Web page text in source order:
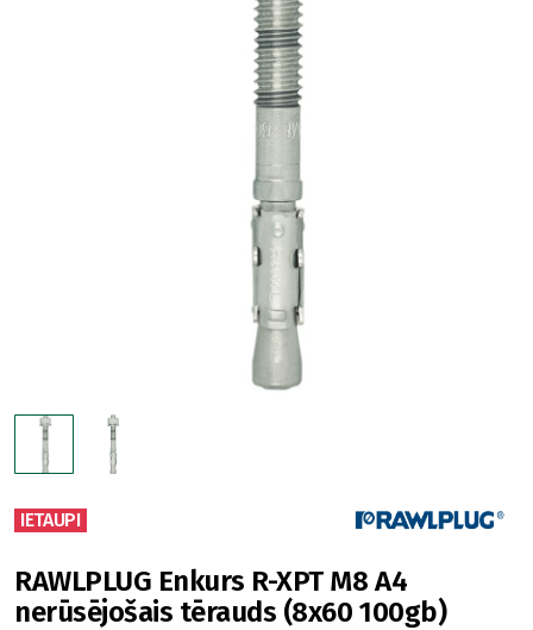
IETAUPI
RAWLPLUG Enkurs R-XPT M8 A4
nerūsējošais tērauds (8x60 100gb)